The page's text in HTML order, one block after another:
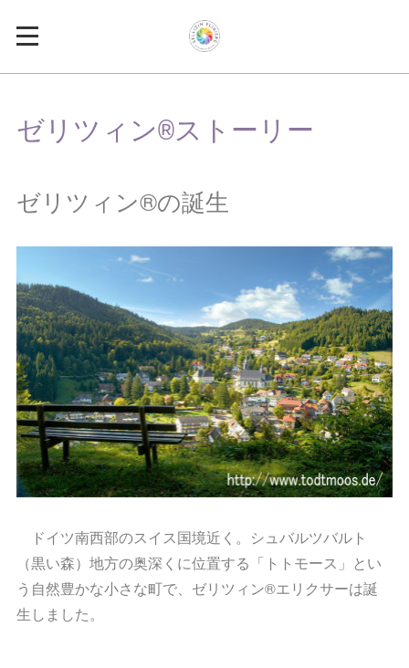
ゼリツィン®ストーリー
ゼリツィン®の誕生
ドイツ南西部のスイス国境近く。シュバルツバルト
（黒い森）地方の奥深くに位置する「トトモース」とい
う自然豊かな小さな町で、ゼリツィン®エリクサーは誕
生しました。